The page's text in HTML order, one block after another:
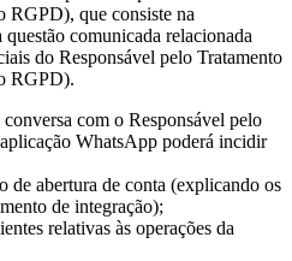
RGPD), que consiste na
questão comunicada relacionada
do Responsável pelo Tratamento
RGPD).
com o Responsável pelo
WhatsApp poderá incidir
de abertura de conta (explicando os
de integração);
relativas às operações da